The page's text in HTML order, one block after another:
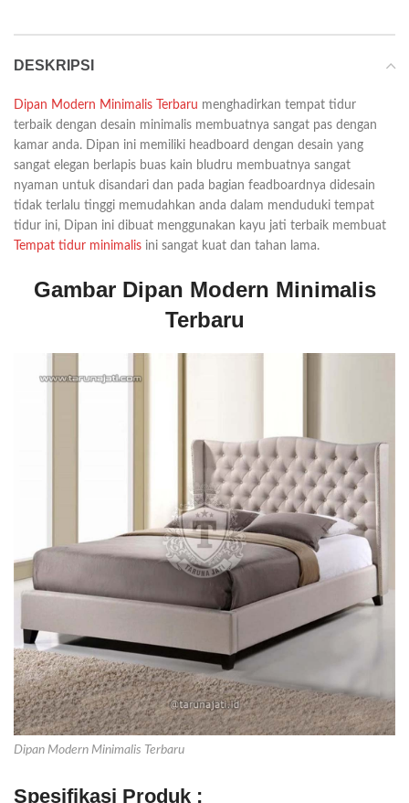
DESKRIPSI
Dipan Modern Minimalis Terbaru menghadirkan tempat tidur
terbaik dengan desain minimalis membuatnya sangat pas dengan
kamar anda. Dipan ini memiliki headboard dengan desain yang
sangat elegan berlapis buas kain bludru membuatnya sangat
nyaman untuk disandari dan pada bagian feadboardnya didesain
tidak terlalu tinggi memudahkan anda dalam menduduki tempat
tidur ini, Dipan ini dibuat menggunakan kayu jati terbaik membuat
Tempat tidur minimalis ini sangat kuat dan tahan lama.
Gambar Dipan Modern Minimalis
Terbaru
Dipan Modern Minimalis Terbaru
Spesifikasi Produk :